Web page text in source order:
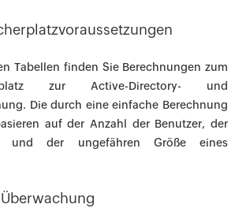
Tabellen finden Sie Berechnungen zum
zur Active-Directory- und
Die durch eine einfache Berechnung
auf der Anzahl der Benutzer, der
und der ungefähren Größe eines